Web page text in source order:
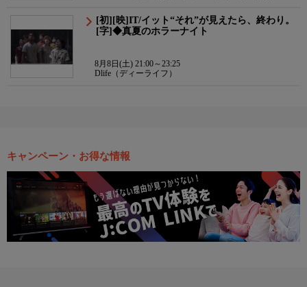
[初][映]IT/イット“それ”が見えたら、終わり。
[字]◆真夏のホラーナイト
8月8日(土) 21:00～23:25
Dlife（ディーライフ）
キャンペーン・お得な情報